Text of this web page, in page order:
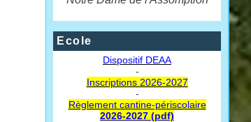
Ecole
Dispositif DEAA
-
Inscriptions 2026-2027
-
Règlement cantine-périscolaire
2026-2027 (pdf)